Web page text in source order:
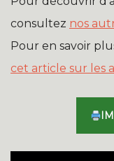
consultez nos
Pour en savoir
cet article sur les